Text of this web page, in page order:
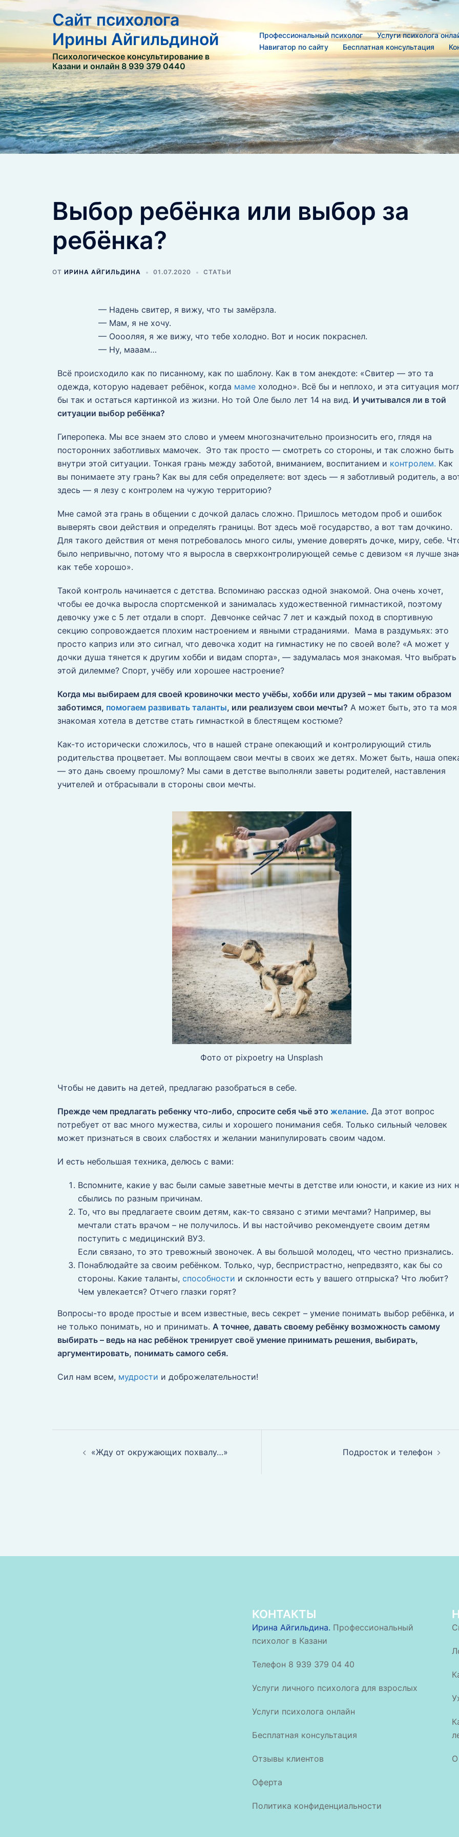
Сайт психолога
Ирины Айгильдиной
Психологическое консультирование в
Казани и онлайн 8 939 379 0440
Профессиональный психолог
Услуги психолога
Навигатор по сайту
Бесплатная консультация
Выбор ребёнка или выбор за
ребёнка?
ОТ ИРИНА АЙГИЛЬДИНА 01.07.2020 СТАТЬИ
— Надень свитер, я вижу, что ты замёрзла.
— Мам, я не хочу.
— Ооооляя, я же вижу, что тебе холодно. Вот и носик покраснел.
— Ну, мааам…
Всё происходило как по писанному, как по шаблону. Как в том анекдоте: «Свитер — это та
одежда, которую надевает ребёнок, когда маме холодно». Всё бы и неплохо, и эта ситуация
бы так и остаться картинкой из жизни. Но той Оле было лет 14 на вид. И учитывался ли в той
ситуации выбор ребёнка?
Гиперопека. Мы все знаем это слово и умеем многозначительно произносить его, глядя на
посторонних заботливых мамочек. Это так просто — смотреть со стороны, и так сложно быть
внутри этой ситуации. Тонкая грань между заботой, вниманием, воспитанием и контролем. Как
вы понимаете эту грань? Как вы для себя определяете: вот здесь — я заботливый родитель, а
здесь — я лезу с контролем на чужую территорию?
Мне самой эта грань в общении с дочкой далась сложно. Пришлось методом проб и ошибок
выверять свои действия и определять границы. Вот здесь моё государство, а вот там дочкино.
Для такого действия от меня потребовалось много силы, умение доверять дочке, миру, себе.
было непривычно, потому что я выросла в сверхконтролирующей семье с девизом «я лучше
как тебе хорошо».
Такой контроль начинается с детства. Вспоминаю рассказ одной знакомой. Она очень хочет,
чтобы ее дочка выросла спортсменкой и занималась художественной гимнастикой, поэтому
девочку уже с 5 лет отдали в спорт. Девчонке сейчас 7 лет и каждый поход в спортивную
секцию сопровождается плохим настроением и явными страданиями. Мама в раздумьях: это
просто каприз или это сигнал, что девочка ходит на гимнастику не по своей воле? «А может у
дочки душа тянется к другим хобби и видам спорта», — задумалась моя знакомая. Что выбрать
этой дилемме? Спорт, учёбу или хорошее настроение?
Когда мы выбираем для своей кровиночки место учёбы, хобби или друзей – мы таким образом
заботимся, помогаем развивать таланты, или реализуем свои мечты? А может быть, это та моя
знакомая хотела в детстве стать гимнасткой в блестящем костюме?
Как-то исторически сложилось, что в нашей стране опекающий и контролирующий стиль
родительства процветает. Мы воплощаем свои мечты в своих же детях. Может быть, наша
— это дань своему прошлому? Мы сами в детстве выполняли заветы родителей, наставления
учителей и отбрасывали в стороны свои мечты.
Фото от pixpoetry на Unsplash
Чтобы не давить на детей, предлагаю разобраться в себе.
Прежде чем предлагать ребенку что-либо, спросите себя чьё это желание. Да этот вопрос
потребует от вас много мужества, силы и хорошего понимания себя. Только сильный человек
может признаться в своих слабостях и желании манипулировать своим чадом.
И есть небольшая техника, делюсь с вами:
Вспомните, какие у вас были самые заветные мечты в детстве или юности, и какие из них
сбылись по разным причинам.
То, что вы предлагаете своим детям, как-то связано с этими мечтами? Например, вы
мечтали стать врачом – не получилось. И вы настойчиво рекомендуете своим детям
поступить с медицинский ВУЗ.
Если связано, то это тревожный звоночек. А вы большой молодец, что честно признались.
Понаблюдайте за своим ребёнком. Только, чур, беспристрастно, непредвзято, как бы со
стороны. Какие таланты, способности и склонности есть у вашего отпрыска? Что любит?
Чем увлекается? Отчего глазки горят?
Вопросы-то вроде простые и всем известные, весь секрет – умение понимать выбор ребёнка, и
не только понимать, но и принимать. А точнее, давать своему ребёнку возможность самому
выбирать – ведь на нас ребёнок тренирует своё умение принимать решения, выбирать,
аргументировать, понимать самого себя.
Сил нам всем, мудрости и доброжелательности!
«Жду от окружающих похвалу…» Подросток и телефон
КОНТАКТЫ
Ирина Айгильдина. Профессиональный
психолог в Казани
Телефон 8 939 379 04 40
Услуги личного психолога для взрослых
Услуги психолога онлайн
Бесплатная консультация
Отзывы клиентов
Оферта
Политика конфиденциальности
О